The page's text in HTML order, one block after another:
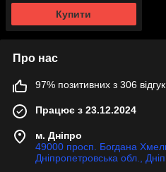
Купити
Про нас
97% позитивних з 306
Працює з 23.12.2024
м. Дніпро
49000 просп. Богдана
Дніпропетровська обл.,